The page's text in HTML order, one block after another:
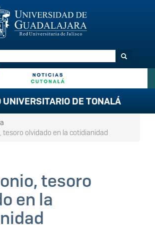
Buscar
UNIVERSITARIO DE TONALÁ
tesoro olvidado en la cotidianidad
tesoro
en la